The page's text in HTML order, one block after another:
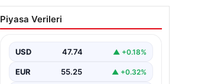
Dumanlar ilçeyi kapladı:
Bursa’da tamirhanede
Piyasa Verileri
USD 47.74 ▲ +0.18%
EUR 55.25 ▲ +0.32%